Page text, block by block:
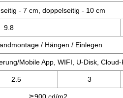
- 7 cm, doppelseitig - 10 cm
9.8
/ Hängen / Einlegen
Mobile App, WIFI, U-Disk, Cloud-
2.5 3